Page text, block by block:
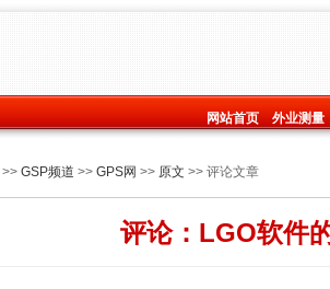
网站首页 外业测量
>> GSP频道 >> GPS网 >> 原文 >> 评论文章
评论：LGO软件